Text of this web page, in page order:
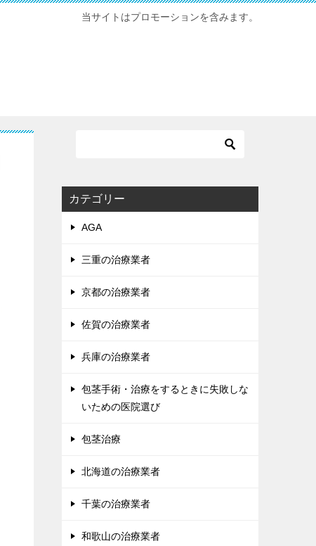
当サイトはプロモーションを含みます。
カテゴリー
AGA
三重の治療業者
京都の治療業者
佐賀の治療業者
兵庫の治療業者
包茎手術・治療をするときに失敗しな
いための医院選び
包茎治療
北海道の治療業者
千葉の治療業者
和歌山の治療業者